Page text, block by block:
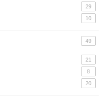
29
10
49
21
8
20